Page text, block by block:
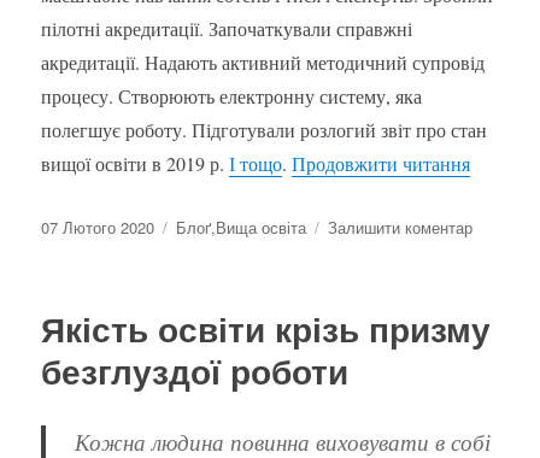
пілотні акредитації. Започаткували справжні
акредитації. Надають активний методичний супровід
процесу. Створюють електронну систему, яка
полегшує роботу. Підготували розлогий звіт про стан
вищої освіти в 2019 р.І тощо.Продовжити читання“Чесна
Оприлюднено
07 Лютого 2020 Категорії
Блоґ,Вища освіта Залишити коментардо
(?)
Якість освіти крізь призму
безглуздої роботи
Кожна людина повинна виховувати в собі